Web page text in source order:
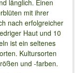
länglich. Einen
mit ihrer
nach erfolgreicher
Haut und 10
ist ein seltenes
Kultursorten
und -farben.